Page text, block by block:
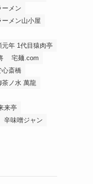
ーメン
ーメン山小屋
元年 1代目猿肉亭
宅麺.com
心斎橋
茶ノ水 萬龍
来亭
辛味噌ジャン